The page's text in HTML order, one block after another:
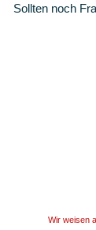
Sollten noch
Wir weisen